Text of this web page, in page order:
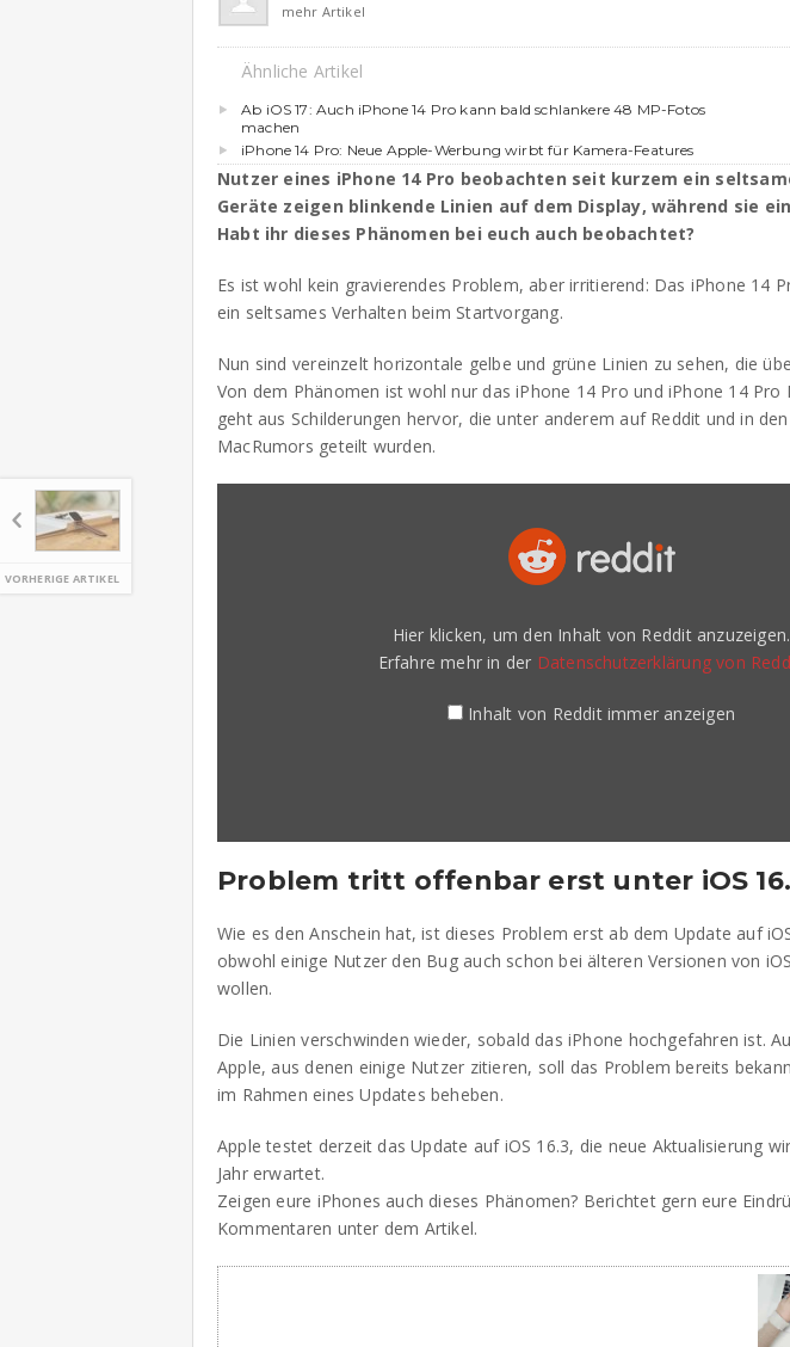
VORHERIGE ARTIKEL
mehr Artikel
Ähnliche Artikel
Ab iOS 17: Auch iPhone 14 Pro kann bald schlankere 48 MP-Fotos
machen
iPhone 14 Pro: Neue Apple-Werbung wirbt für Kamera-Features
Nutzer eines iPhone 14 Pro beobachten seit kurzem ein
Geräte zeigen blinkende Linien auf dem Display, während sie
Habt ihr dieses Phänomen bei euch auch beobachtet?
Es ist wohl kein gravierendes Problem, aber irritierend: Das iPhone 14
ein seltsames Verhalten beim Startvorgang.
Nun sind vereinzelt horizontale gelbe und grüne Linien zu sehen, die
Von dem Phänomen ist wohl nur das iPhone 14 Pro und iPhone 14
geht aus Schilderungen hervor, die unter anderem auf Reddit und in den
MacRumors geteilt wurden.
Hier klicken, um den Inhalt von Reddit anzuzeigen.
Erfahre mehr in der Datenschutzerklärung von
Inhalt von Reddit immer anzeigen
Problem tritt offenbar erst unter iOS
Wie es den Anschein hat, ist dieses Problem erst ab dem Update auf
obwohl einige Nutzer den Bug auch schon bei älteren Versionen von
wollen.
Die Linien verschwinden wieder, sobald das iPhone hochgefahren ist.
Apple, aus denen einige Nutzer zitieren, soll das Problem bereits
im Rahmen eines Updates beheben.
Apple testet derzeit das Update auf iOS 16.3, die neue Aktualisierung
Jahr erwartet.
Zeigen eure iPhones auch dieses Phänomen? Berichtet gern eure
Kommentaren unter dem Artikel.